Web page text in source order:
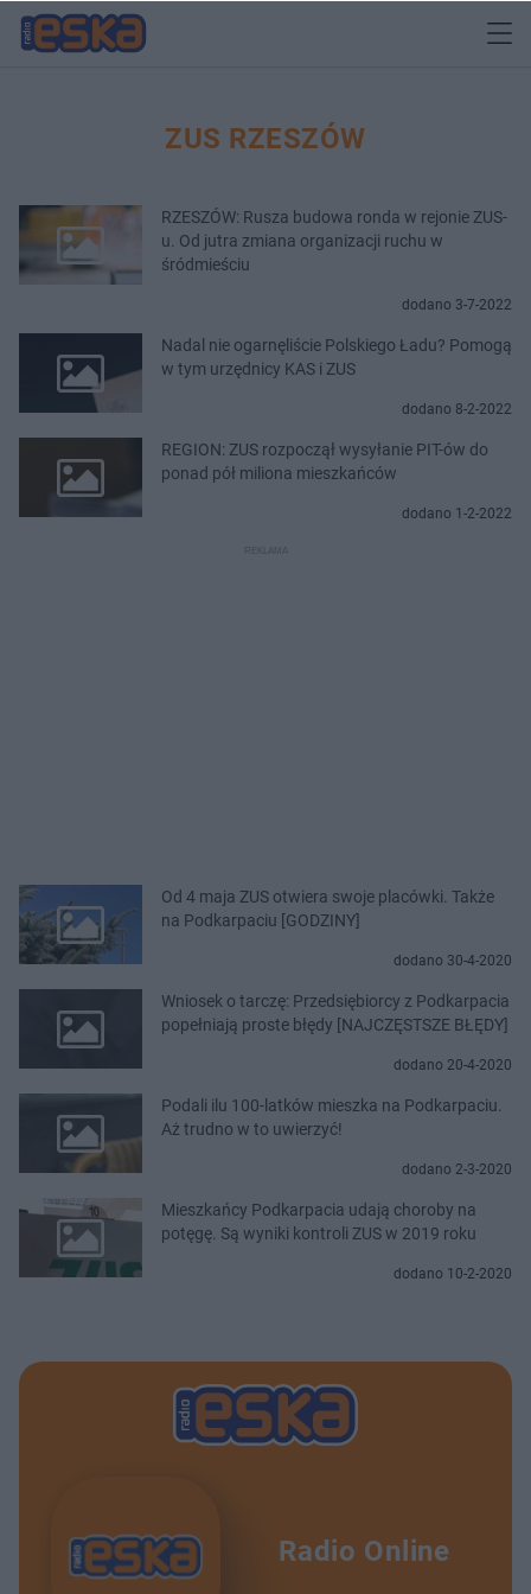
ZUS RZESZÓW
RZESZÓW: Rusza budowa ronda w rejonie ZUS-
u. Od jutra zmiana organizacji ruchu w
śródmieściu
dodano 3-7-2022
Nadal nie ogarnęliście Polskiego Ładu? Pomogą
w tym urzędnicy KAS i ZUS
dodano 8-2-2022
REGION: ZUS rozpoczął wysyłanie PIT-ów do
ponad pół miliona mieszkańców
dodano 1-2-2022
Od 4 maja ZUS otwiera swoje placówki. Także
na Podkarpaciu [GODZINY]
dodano 30-4-2020
Wniosek o tarczę: Przedsiębiorcy z Podkarpacia
popełniają proste błędy [NAJCZĘSTSZE BŁĘDY]
dodano 20-4-2020
Podali ilu 100-latków mieszka na Podkarpaciu.
Aż trudno w to uwierzyć!
dodano 2-3-2020
Mieszkańcy Podkarpacia udają choroby na
potęgę. Są wyniki kontroli ZUS w 2019 roku
dodano 10-2-2020
Radio Online